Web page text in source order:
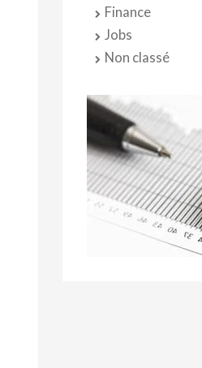
Finance
Jobs
Non classé